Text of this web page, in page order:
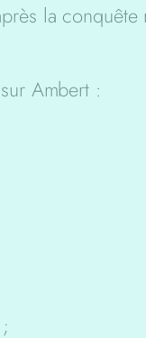
la
Ambert :